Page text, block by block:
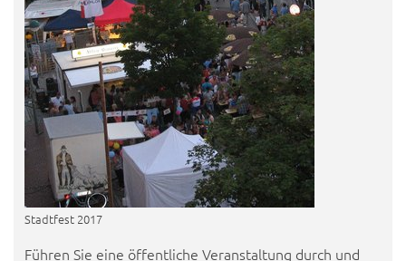
Stadtfest 2017
Führen Sie eine öffentliche Veranstaltung durch und